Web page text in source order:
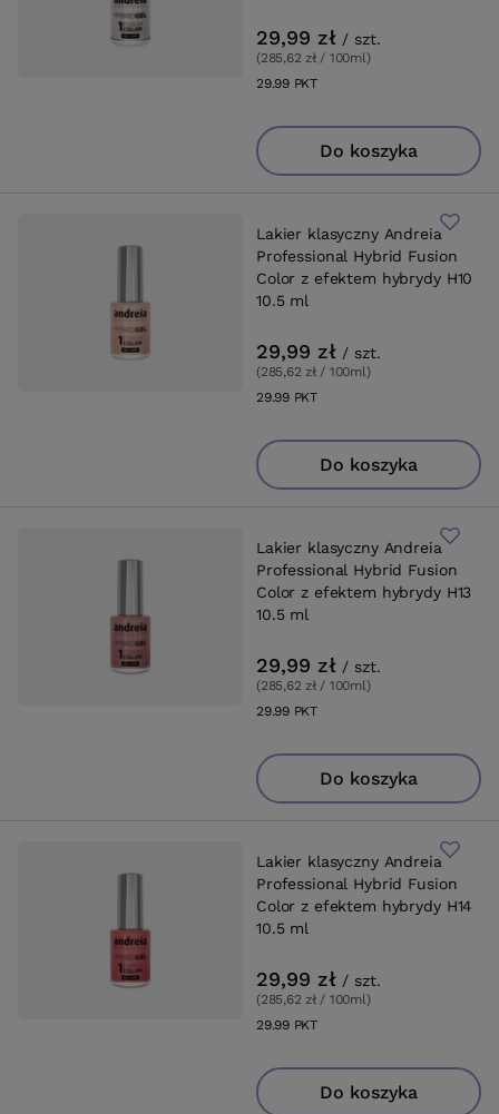
29,99 zł / szt.
(285,62 zł / 100ml)
29.99PKTpunktów
Do koszyka
Lakier klasyczny Andreia
Professional Hybrid Fusion
Color z efektem hybrydy H10
10.5 ml
29,99 zł / szt.
(285,62 zł / 100ml)
29.99PKTpunktów
Do koszyka
Lakier klasyczny Andreia
Professional Hybrid Fusion
Color z efektem hybrydy H13
10.5 ml
29,99 zł / szt.
(285,62 zł / 100ml)
29.99PKTpunktów
Do koszyka
Lakier klasyczny Andreia
Professional Hybrid Fusion
Color z efektem hybrydy H14
10.5 ml
29,99 zł / szt.
(285,62 zł / 100ml)
29.99PKTpunktów
Do koszyka